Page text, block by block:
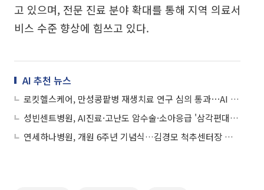
고 있으며, 전문 진료 분야 확대를 통해 지역 의료서
비스 수준 향상에 힘쓰고 있다.
AI 추천 뉴스
로킷헬스케어, 만성콩팥병 재생치료 연구 심의 통과⋯AI 신장재생 수술 본격화
성빈센트병원, AI진료·고난도 암수술·소아응급 '삼각편대'로 경기남부 의료판 바꾼다
연세하나병원, 개원 6주년 기념식…김경모 척추센터장 신규 임명